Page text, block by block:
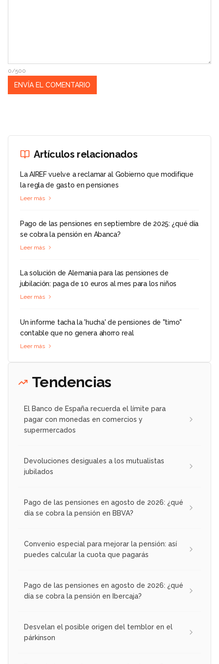
0/500
Artículos relacionados
La AIREF vuelve a reclamar al Gobierno que modifique
la regla de gasto en pensiones
Leer más
Pago de las pensiones en septiembre de 2025: ¿qué día
se cobra la pensión en Abanca?
Leer más
La solución de Alemania para las pensiones de
jubilación: paga de 10 euros al mes para los niños
Leer más
Un informe tacha la 'hucha' de pensiones de "timo"
contable que no genera ahorro real
Leer más
Tendencias
El Banco de España recuerda el límite para
pagar con monedas en comercios y
supermercados
Devoluciones desiguales a los mutualistas
jubilados
Pago de las pensiones en agosto de 2026: ¿qué
día se cobra la pensión en BBVA?
Convenio especial para mejorar la pensión: así
puedes calcular la cuota que pagarás
Pago de las pensiones en agosto de 2026: ¿qué
día se cobra la pensión en Ibercaja?
Desvelan el posible origen del temblor en el
párkinson